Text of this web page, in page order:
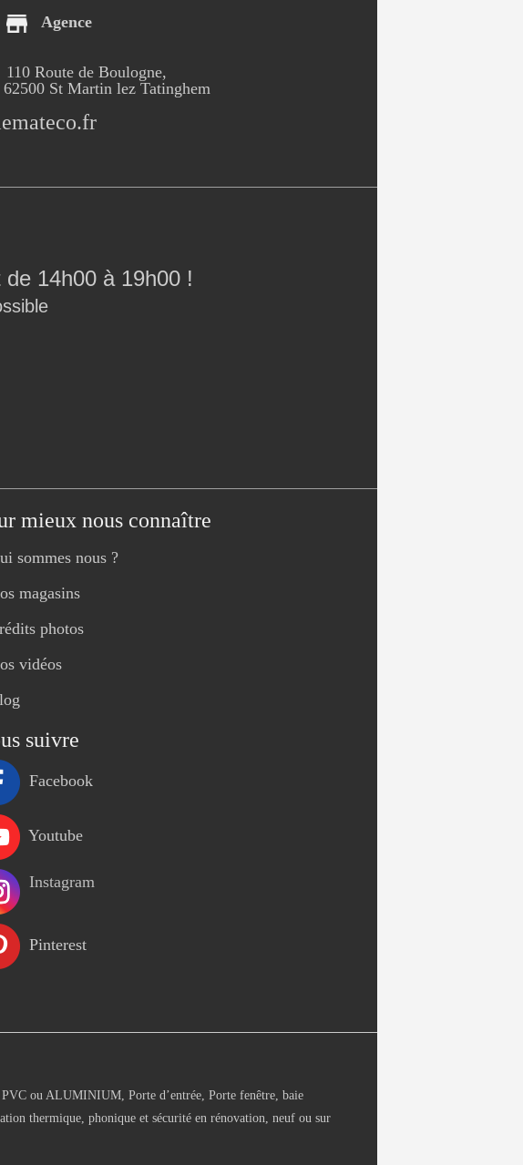
Agence
110 Route de Boulogne,
62500 St Martin lez Tatinghem
14h00 à 19h00 !
mieux nous connaître
sommes nous ?
magasins
photos
vidéos
suivre
Facebook
Youtube
Instagram
Pinterest
ou ALUMINIUM, Porte d’entrée, Porte fenêtre, baie
thermique, phonique et sécurité en rénovation, neuf ou sur